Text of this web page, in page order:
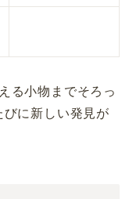
る小物までそろっ
に新しい発見が